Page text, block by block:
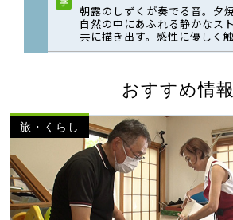
おすすめ情報
旅・くらし